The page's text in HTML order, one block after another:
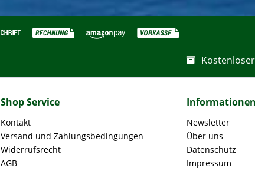
Shop Service
Kontakt
Versand und Zahlungsbedingungen
Widerrufsrecht
AGB
Informationen
Newsletter
Über uns
Datenschutz
Impressum